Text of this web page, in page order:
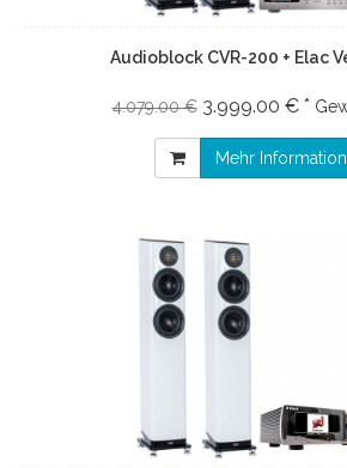
Audioblock CVR-200 + Elac
4.079.00 € 3.999.00 € *
Mehr